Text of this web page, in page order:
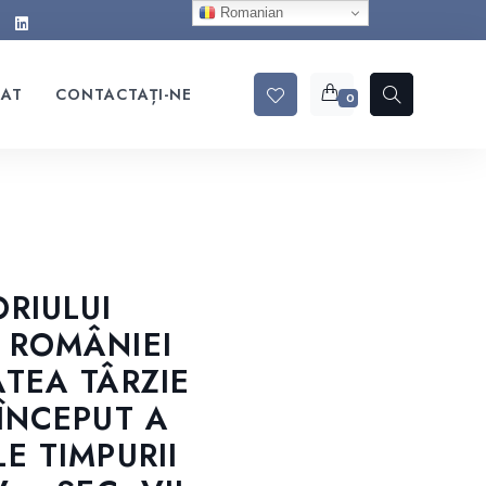
CONTACTAȚI-NE 0
TÂRZIE
A
TIMPURII
Romanian